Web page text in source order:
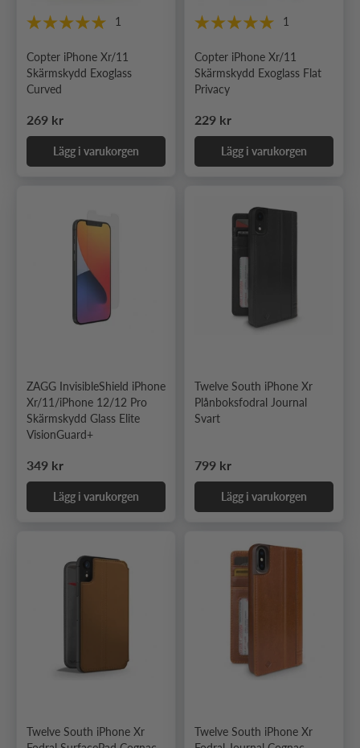
1
Copter iPhone Xr/11
Skärmskydd Exoglass
Curved
Ordinarie pris
269 kr
Lägg i varukorgen
1
Copter iPhone Xr/11
Skärmskydd Exoglass Flat
Privacy
Ordinarie pris
229 kr
Lägg i varukorgen
ZAGG InvisibleShield iPhone
Xr/11/iPhone 12/12 Pro
Skärmskydd Glass Elite
VisionGuard+
Ordinarie pris
349 kr
Lägg i varukorgen
Twelve South iPhone Xr
Plånboksfodral Journal
Svart
Ordinarie pris
799 kr
Lägg i varukorgen
Twelve South iPhone Xr
Twelve South iPhone Xr